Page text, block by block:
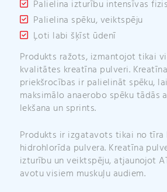
Palielina izturību intensīvas
Palielina spēku, veiktspēju
Ļoti labi šķīst ūdenī
Produkts ražots, izmantojot tikai
kvalitātes kreatīna pulveri.
priekšrocības ir palielināt spēku,
maksimālo anaerobo spēku tādās
lekšana un sprints.
Produkts ir izgatavots tikai no tīra
hidrohlorīda pulvera. Kreatīna
izturību un veiktspēju, atjaunojot
avotu visiem muskuļu audiem.